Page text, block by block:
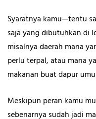
Syaratnya kamu—tentu
saja yang dibutuhkan di
misalnya daerah mana
perlu terpal, atau mana
makanan buat dapur
Meskipun peran kamu
sebenarnya sudah jadi